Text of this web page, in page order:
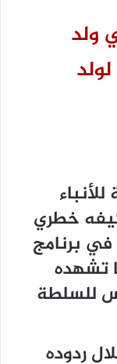
ولد
خطري
برنامج
تشهده
للسلطة
ردوده